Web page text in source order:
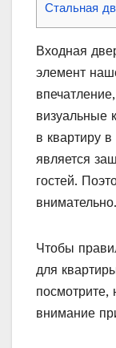
Стальная
Входная
элемент
визуальные
в квартиру
является
гостей.
внимательно.
Чтобы
для
посмотрите,
внимание